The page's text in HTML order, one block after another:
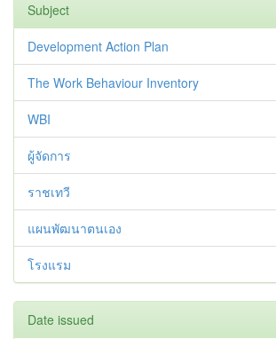
Subject
Development Action Plan
The Work Behaviour Inventory
WBI
ผู้จัดการ
ราชเทวี
แผนพัฒนาตนเอง
โรงแรม
Date issued